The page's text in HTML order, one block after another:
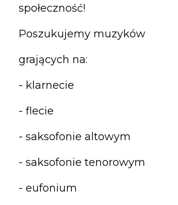
społeczność!
Poszukujemy muzyków
grających na:
- klarnecie
- flecie
- saksofonie altowym
- saksofonie tenorowym
- eufonium